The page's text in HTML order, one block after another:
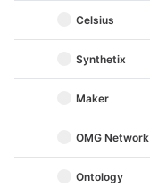
Celsius
Synthetix
Maker
OMG Network
Ontology